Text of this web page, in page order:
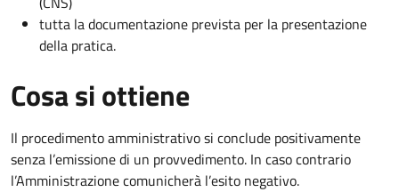
tutta la documentazione prevista per la presentazione
della pratica.
Cosa si ottiene
Il procedimento amministrativo si conclude positivamente
senza l’emissione di un provvedimento. In caso contrario
l’Amministrazione comunicherà l’esito negativo.